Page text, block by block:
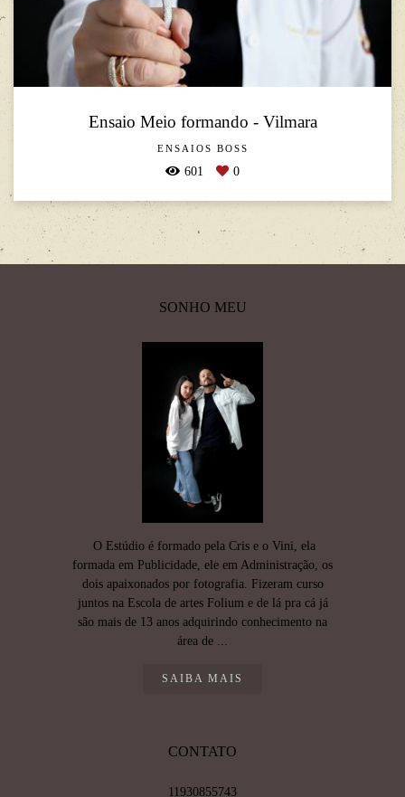
Ensaio Meio formando - Vilmara
ENSAIOS BOSS
601 0
SONHO MEU
O Estúdio é formado pela Cris e o Vini, ela
formada em Publicidade, ele em Administração, os
dois apaixonados por fotografia. Fizeram curso
juntos na Escola de artes Folium e de lá pra cá já
são mais de 13 anos adquirindo conhecimento na
área de ...
SAIBA MAIS
CONTATO
11930855743